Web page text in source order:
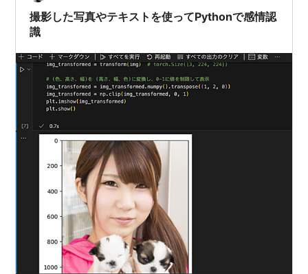
断している…
撮影した写真やテキストを使ってPythonで感情認
識